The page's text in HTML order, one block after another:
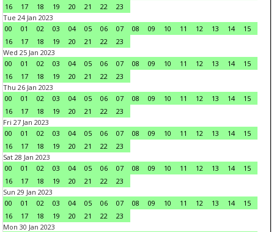
16
17 18 19 20 21 22
23
Tue 24 Jan 2023
00
01 02 03 04 05 06 07 08 09 10 11 12 13 14
15
16
17 18 19 20 21 22
23
Wed 25 Jan 2023
00
01 02 03 04 05 06 07 08 09 10 11 12 13 14
15
16
17 18 19 20 21 22
23
Thu 26 Jan 2023
00
01 02 03 04 05 06 07 08 09 10 11 12 13 14
15
16
17 18 19 20 21 22
23
Fri 27 Jan 2023
00
01 02 03 04 05 06 07 08 09 10 11 12 13 14
15
16
17 18 19 20 21 22
23
Sat 28 Jan 2023
00
01 02 03 04 05 06 07 08 09 10 11 12 13 14
15
16
17 18 19 20 21 22
23
Sun 29 Jan 2023
00
01 02 03 04 05 06 07 08 09 10 11 12 13 14
15
16
17 18 19 20 21 22
23
Mon 30 Jan 2023